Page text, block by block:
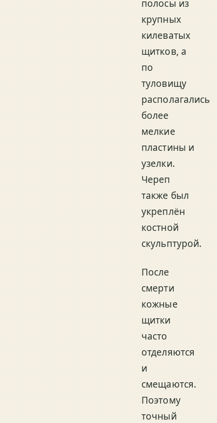
полосы из
крупных
килеватых
щитков, а
по
туловищу
располагались
более
мелкие
пластины и
узелки.
Череп
также был
укреплён
костной
скульптурой.
После
смерти
кожные
щитки
часто
отделяются
и
смещаются.
Поэтому
точный